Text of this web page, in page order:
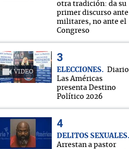
otra tradición: da su
primer discurso ante
militares, no ante el
Congreso
VIDEO ELECCIONES
Diario
Las Américas
presenta Destino
Político 2026
DELITOS SEXUALES
Arrestan a pastor